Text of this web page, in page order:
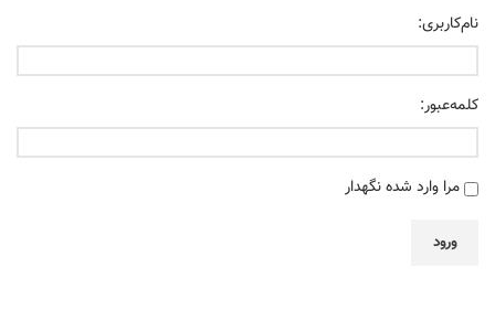
نام‌کاربری:
کلمه‌عبور:
مرا وارد شده نگهدار
ورود